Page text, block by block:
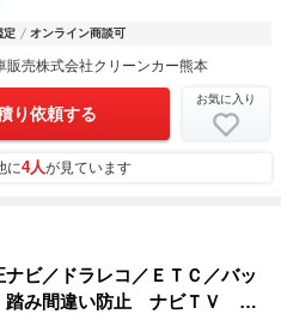
定 オンライン商談可
販売株式会社クリーンカー熊本
り依頼する
お気に入り
に4人が見ています
ビ／ドラレコ／ＥＴＣ／バッ
み間違い防止 ナビＴＶ フ